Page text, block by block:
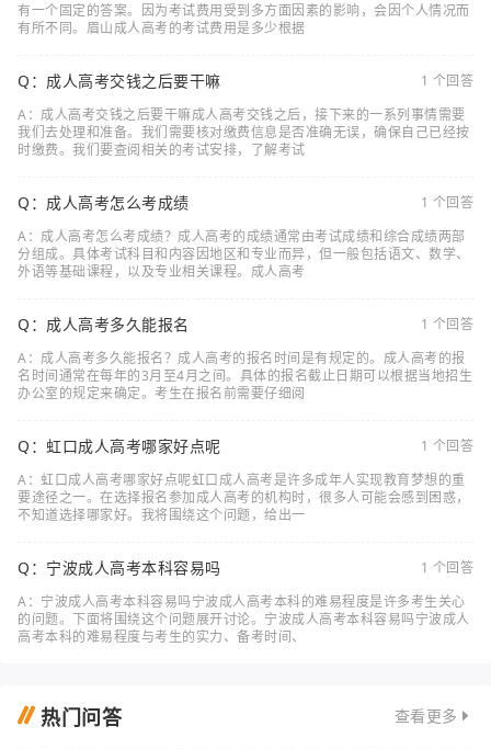
有一个固定的答案。因为考试费用受到多方面因素的影响，会因个人情况而
有所不同。眉山成人高考的考试费用是多少根据
Q：成人高考交钱之后要干嘛
1 个回答
A：成人高考交钱之后要干嘛成人高考交钱之后，接下来的一系列事情需要
我们去处理和准备。我们需要核对缴费信息是否准确无误，确保自己已经按
时缴费。我们要查阅相关的考试安排，了解考试
Q：成人高考怎么考成绩
1 个回答
A：成人高考怎么考成绩？成人高考的成绩通常由考试成绩和综合成绩两部
分组成。具体考试科目和内容因地区和专业而异，但一般包括语文、数学、
外语等基础课程，以及专业相关课程。成人高考
Q：成人高考多久能报名
1 个回答
A：成人高考多久能报名？成人高考的报名时间是有规定的。成人高考的报
名时间通常在每年的3月至4月之间。具体的报名截止日期可以根据当地招生
办公室的规定来确定。考生在报名前需要仔细阅
Q：虹口成人高考哪家好点呢
1 个回答
A：虹口成人高考哪家好点呢虹口成人高考是许多成年人实现教育梦想的重
要途径之一。在选择报名参加成人高考的机构时，很多人可能会感到困惑，
不知道选择哪家好。我将围绕这个问题，给出一
Q：宁波成人高考本科容易吗
1 个回答
A：宁波成人高考本科容易吗宁波成人高考本科的难易程度是许多考生关心
的问题。下面将围绕这个问题展开讨论。宁波成人高考本科容易吗宁波成人
高考本科的难易程度与考生的实力、备考时间、
热门问答 查看更多